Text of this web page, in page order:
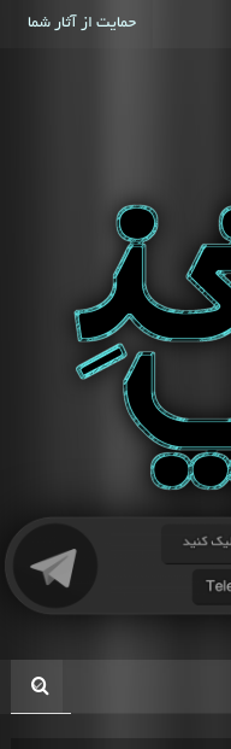
حمایت از آثار شما